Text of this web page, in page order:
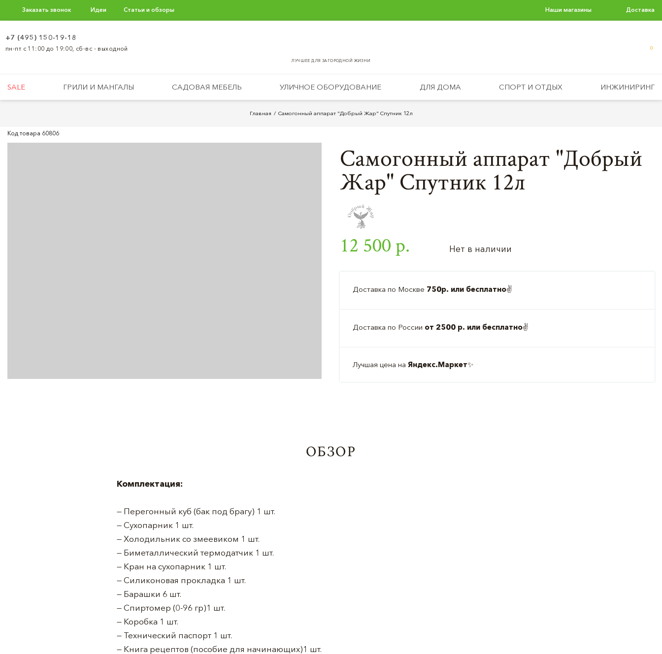
Заказать звонок Идеи Статьи и обзоры Наши магазины Доставка
ЛУЧШЕЕ ДЛЯ ЗАГОРОДНОЙ ЖИЗНИ
+7 (495) 150-19-18
пн-пт с 11:00 до 19:00, сб-вс - выходной 0
SALE ГРИЛИ И МАНГАЛЫ САДОВАЯ МЕБЕЛЬ УЛИЧНОЕ ОБОРУДОВАНИЕ ДЛЯ ДОМА СПОРТ И ОТДЫХ ИНЖИНИРИНГ
Главная Самогонный аппарат "Добрый Жар" Спутник 12л
Код товара 60806
Самогонный аппарат "Добрый
Жар" Спутник 12л
12 500 р. Нет в наличии
Доставка по Москве 750р. или бесплатно✌️
Доставка по России от 2500 р. или бесплатно✌️
Лучшая цена на Яндекс.Маркет✨
ОБЗОР
Комплектация:
— Перегонный куб (бак под брагу) 1 шт.
— Сухопарник 1 шт.
— Холодильник со змеевиком 1 шт.
— Биметаллический термодатчик 1 шт.
— Кран на сухопарник 1 шт.
— Силиконовая прокладка 1 шт.
— Барашки 6 шт.
— Спиртомер (0-96 гр)1 шт.
— Коробка 1 шт.
— Технический паспорт 1 шт.
— Книга рецептов (пособие для начинающих)1 шт.